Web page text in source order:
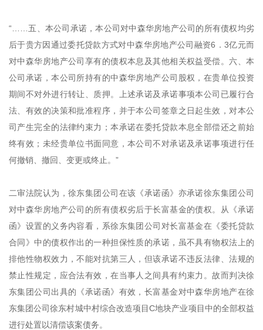
“……五、本公司承诺，本公司对中森华房地产公司的所有债权均劣
后于贵方因通过委托贷款方式对中森华房地产公司融资6．3亿元而
对中森华房地产公司享有的债权本息及其他相关权益受偿。六、本
公司承诺，本公司所持有的中森华房地产公司股权，在贵单位投资
期间不对外进行转让、质押。上述承诺及承诺事项本公司已履行合
法、有效的决策和批准程序，并于本公司签章之日起生效，对本公
司产生完全的法律约束力；本承诺在委托贷款本息全部偿还之前始
终有效；未经贵单位书面同意，本公司不对承诺及承诺事项进行任
何撤销、撤回、变更或终止。”
二审法院认为，徐东集团公司在该《承诺函》亦承诺徐东集团公司
对中森华房地产公司的所有债权劣后于长富基金的债权。从《承诺
函》设置的义务内容看，系徐东集团公司对长富基金在《委托贷款
合同》中的债权作出的一种担保性质的承诺，虽不具有物权法上的
排他性物权效力，不能对抗第三人，但该承诺不违反法律、法规的
禁止性规定，应合法有效，在当事人之间具有约束力。故而判决徐
东集团公司出具的《承诺函》有效，长富基金对中森华房地产在徐
东集团公司徐东村城中村综合改造项目C地块产业项目中的全部权益
进行处置以清偿该案债务。